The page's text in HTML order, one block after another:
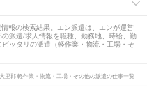
報の検索結果。エン派遣は、エンが運営
派遣/求人情報を職種、勤務地、時給、勤
ッタリの派遣（軽作業・物流・工場・そ
里郡 軽作業・物流・工場・その他の派遣の仕事一覧